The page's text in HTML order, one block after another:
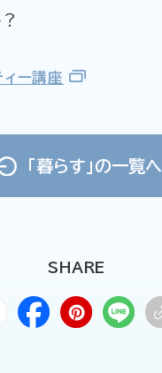
ー講座
「暮らす」の一覧へ
SHARE